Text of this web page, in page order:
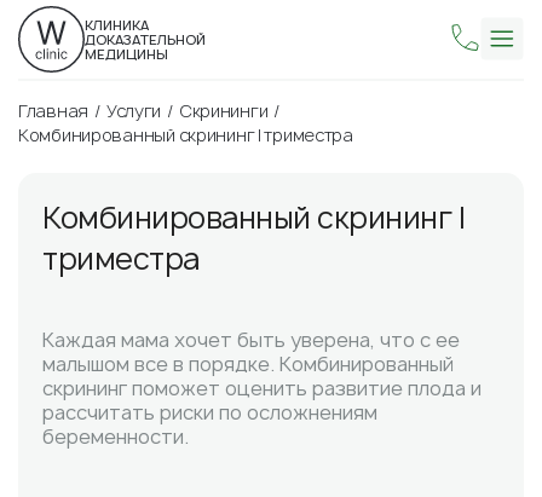
КЛИНИКА
ДОКАЗАТЕЛЬНОЙ
МЕДИЦИНЫ
Главная Услуги
Скрининги
Комбинированный скрининг I триместра
Комбинированный скрининг I
триместра
Каждая мама хочет быть уверена, что с ее
малышом все в порядке. Комбинированный
скрининг поможет оценить развитие плода и
рассчитать риски по осложнениям
беременности.